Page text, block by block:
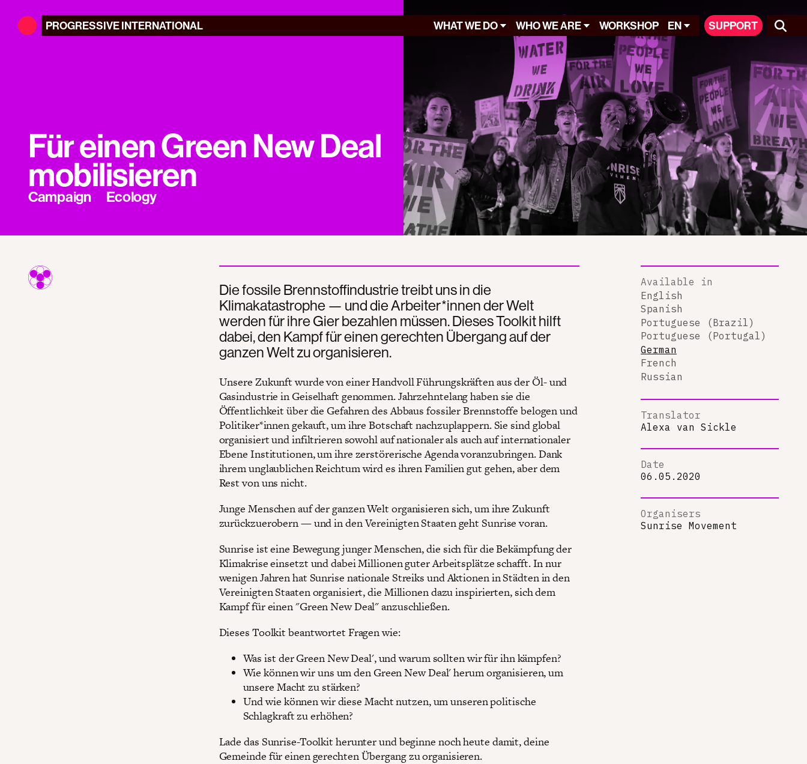
PROGRESSIVEINTERNATIONAL WHAT WE DO WHO WE ARE WORKSHOP EN SUPPORT
Für einen Green New Deal
mobilisieren
Campaign Ecology
Die fossile Brennstoffindustrie treibt uns in die
Klimakatastrophe — und die Arbeiter*innen der Welt
werden für ihre Gier bezahlen müssen. Dieses Toolkit hilft
dabei, den Kampf für einen gerechten Übergang auf der
ganzen Welt zu organisieren.
Unsere Zukunft wurde von einer Handvoll Führungskräften aus der Öl- und
Gasindustrie in Geiselhaft genommen. Jahrzehntelang haben sie die
Öffentlichkeit über die Gefahren des Abbaus fossiler Brennstoffe belogen und
Politiker*innen gekauft, um ihre Botschaft nachzuplappern. Sie sind global
organisiert und infiltrieren sowohl auf nationaler als auch auf internationaler
Ebene Institutionen, um ihre zerstörerische Agenda voranzubringen. Dank
ihrem unglaublichen Reichtum wird es ihren Familien gut gehen, aber dem
Rest von uns nicht.
Junge Menschen auf der ganzen Welt organisieren sich, um ihre Zukunft
zurückzuerobern — und in den Vereinigten Staaten geht Sunrise voran.
Sunrise ist eine Bewegung junger Menschen, die sich für die Bekämpfung der
Klimakrise einsetzt und dabei Millionen guter Arbeitsplätze schafft. In nur
wenigen Jahren hat Sunrise nationale Streiks und Aktionen in Städten in den
Vereinigten Staaten organisiert, die Millionen dazu inspirierten, sich dem
Kampf für einen "Green New Deal" anzuschließen.
Dieses Toolkit beantwortet Fragen wie:
Was ist der Green New Deal', und warum sollten wir für ihn kämpfen?
Wie können wir uns um den Green New Deal' herum organisieren, um
unsere Macht zu stärken?
Und wie können wir diese Macht nutzen, um unseren politische
Schlagkraft zu erhöhen?
Lade das Sunrise-Toolkit herunter und beginne noch heute damit, deine
Gemeinde für einen gerechten Übergang zu organisieren.
Available in
English
Spanish
Portuguese (Brazil)
Portuguese (Portugal)
German
French
Russian
Translator
Alexa van Sickle
Date
06.05.2020
Organisers
Sunrise Movement